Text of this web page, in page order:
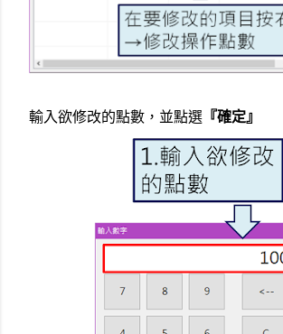
輸入欲修改的點數，並點選 『確定』